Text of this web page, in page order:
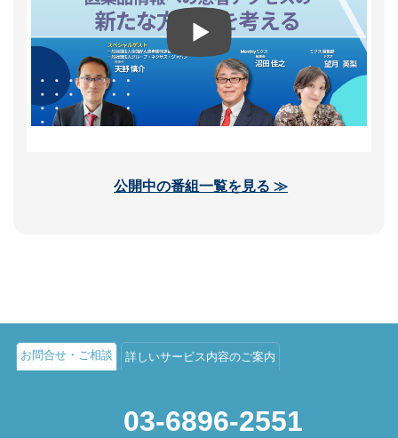
公開中の番組一覧を見る ≫
お問合せ・ご相談
03-6896-2551
詳しいサービス内容のご案内